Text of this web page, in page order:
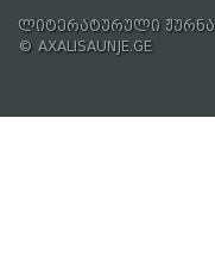
ლიტერატურული
© AXALISAUNJE.GE